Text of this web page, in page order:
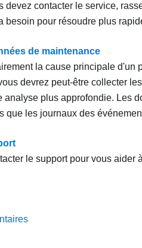
devez contacter le service,
besoin pour résoudre plus
de maintenance
la cause principale d'un
devrez peut-être collecter
analyse plus approfondie. Les
que les journaux des
le support pour vous aider